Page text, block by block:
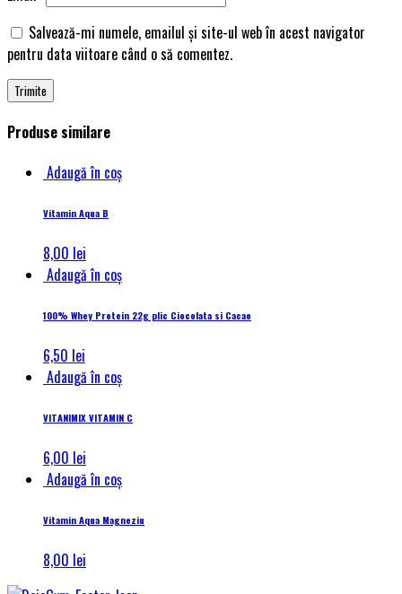
Salvează-mi numele, emailul și site-ul web în acest navigator
pentru data viitoare când o să comentez.
Produse similare
Adaugă în coș
Vitamin Aqua B
8,00 lei
Adaugă în coș
100% Whey Protein 22g plic Ciocolata si Cacao
6,50 lei
Adaugă în coș
VITANIMIX VITAMIN C
6,00 lei
Adaugă în coș
Vitamin Aqua Magneziu
8,00 lei